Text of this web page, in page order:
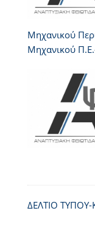
Μηχανικού
Μηχανικού
ΔΕΛΤΙΟ